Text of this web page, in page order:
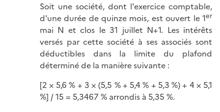
Soit une société, dont l'exercice comptable,
d'une durée de quinze mois, est ouvert le 1er
mai N et clos le 31 juillet N+1. Les intérêts
versés par cette société à ses associés sont
déductibles dans la limite du plafond
déterminé de la manièresuivante :
[2 × 5,6 % + 3 × (5,5 % + 5,4 % + 5,3 %) + 4 × 5,1
%] / 15 = 5,3467 % arrondis à 5,35 %.